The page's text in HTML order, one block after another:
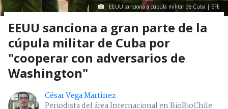
EEUU sanciona a cúpula militar de Cuba | EFE
EEUU sanciona a gran parte de la
cúpula militar de Cuba por
"cooperar con adversarios de
Washington"
César Vega Martínez
Periodista del área Internacional en BioBioChile